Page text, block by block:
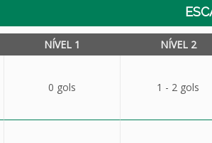
NÍVEL 1 NÍVEL 2
0 gols 1 - 2 gols